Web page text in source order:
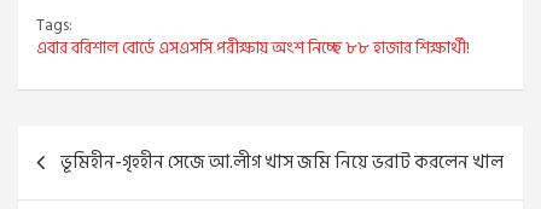
Tags:
এবার বরিশাল বোর্ডে এসএসসি পরীক্ষায় অংশ নিচ্ছে ৮৮ হাজার শিক্ষার্থী!
Post
navigation
ভূমিহীন-গৃহহীন সেজে আ.লীগ খাস জমি নিয়ে ভরাট করলেন খাল